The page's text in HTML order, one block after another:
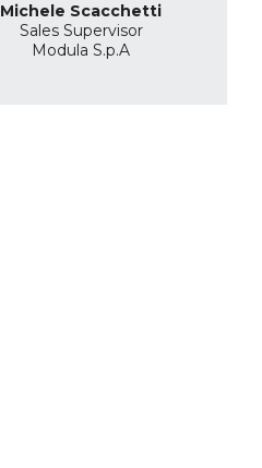
Michele Scacchetti
Sales Supervisor
Modula S.p.A